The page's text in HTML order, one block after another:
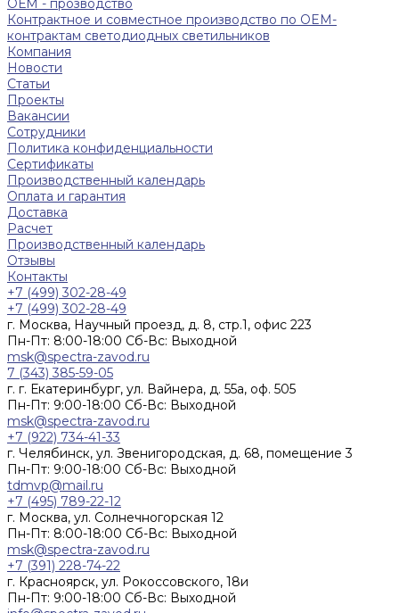
ОЕМ - прозводство
Контрактное и совместное производство по OEM-
контрактам светодиодных светильников
Компания
Новости
Статьи
Проекты
Вакансии
Сотрудники
Политика конфиденциальности
Сертификаты
Производственный календарь
Оплата и гарантия
Доставка
Расчет
Производственный календарь
Отзывы
Контакты
+7 (499) 302-28-49
+7 (499) 302-28-49
г. Москва, Научный проезд, д. 8, стр.1, офис 223
Пн-Пт: 8:00-18:00 Cб-Вс: Выходной
msk@spectra-zavod.ru
7 (343) 385-59-05
г. г. Екатеринбург, ул. Вайнера, д. 55а, оф. 505
Пн-Пт: 9:00-18:00 Cб-Вс: Выходной
msk@spectra-zavod.ru
+7 (922) 734-41-33
г. Челябинск, ул. Звенигородская, д. 68, помещение 3
Пн-Пт: 9:00-18:00 Cб-Вс: Выходной
tdmvp@mail.ru
+7 (495) 789-22-12
г. Москва, ул. Солнечногорская 12
Пн-Пт: 8:00-18:00 Cб-Вс: Выходной
msk@spectra-zavod.ru
+7 (391) 228-74-22
г. Красноярск, ул. Рокоссовского, 18и
Пн-Пт: 9:00-18:00 Cб-Вс: Выходной